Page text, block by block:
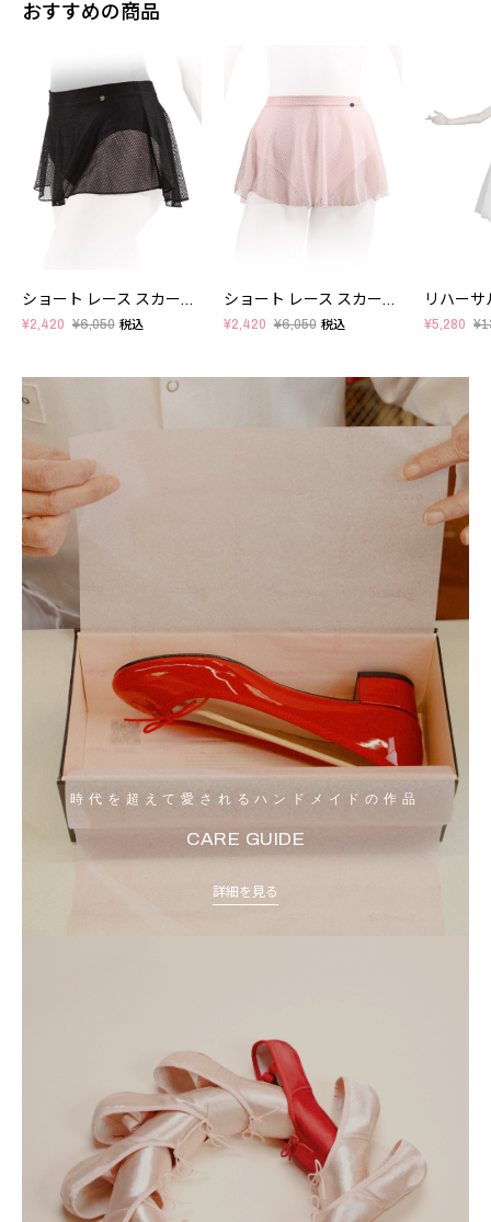
おすすめの商品
ショート レース スカート - キッズ
¥2,420 ¥6,050 税込
ショート レース スカート - キッズ
¥2,420 ¥6,050 税込 ¥5,280
時代を超えて愛されるハンドメイドの作品
CARE GUIDE
詳細を見る